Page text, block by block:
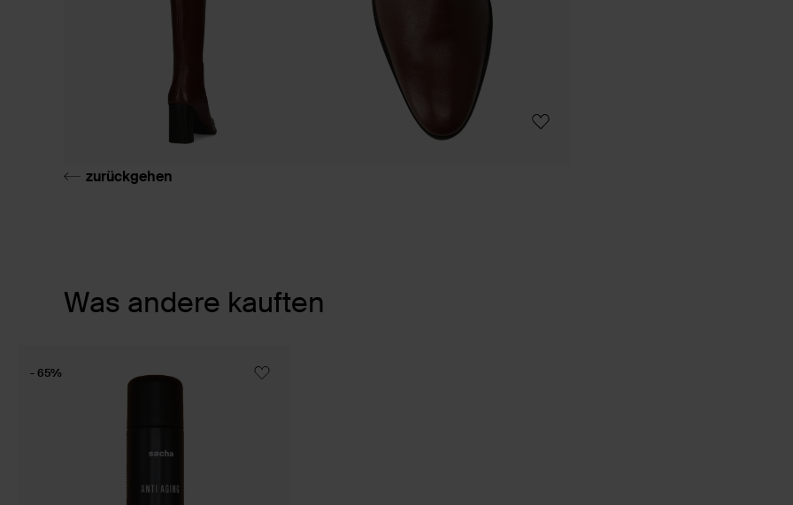
zurückgehen
Was andere kauften
- 65%